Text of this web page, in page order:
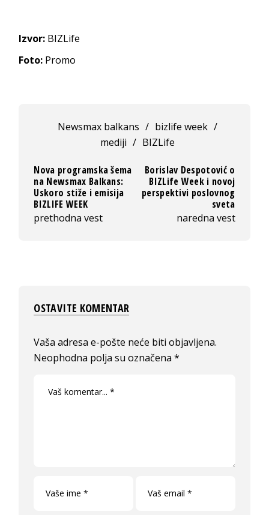
Izvor: BIZLife
Foto: Promo
Newsmax balkans / bizlife week /
mediji / BIZLife
Nova programska šema
na Newsmax Balkans:
Uskoro stiže i emisija
BIZLIFE WEEK
prethodna vest
Borislav Despotović o
BIZLife Week i novoj
perspektivi poslovnog
sveta
naredna vest
OSTAVITE KOMENTAR
Vaša adresa e-pošte neće biti objavljena.
Neophodna polja su označena*